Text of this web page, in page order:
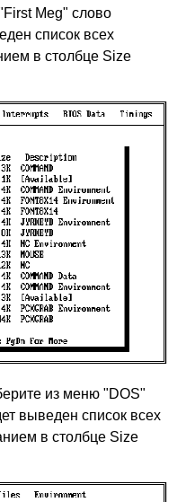
Meg" слово
список всех
в столбце Size
из меню "DOS"
выведен список всех
в столбце Size